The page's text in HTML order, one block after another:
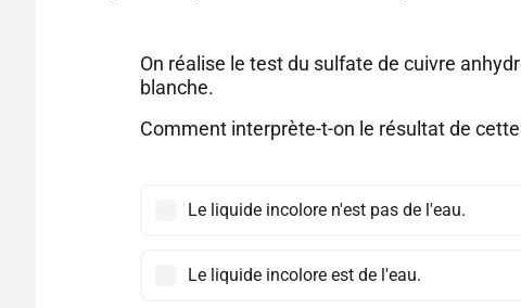
On réalise le test du sulfate de cuivre
blanche.
Comment interprète-t-on le résultat de
Le liquide incolore n'est pas de l'eau.
Le liquide incolore est de l'eau.